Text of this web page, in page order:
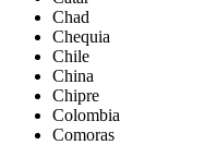
Chad
Chequia
Chile
China
Chipre
Colombia
Comoras